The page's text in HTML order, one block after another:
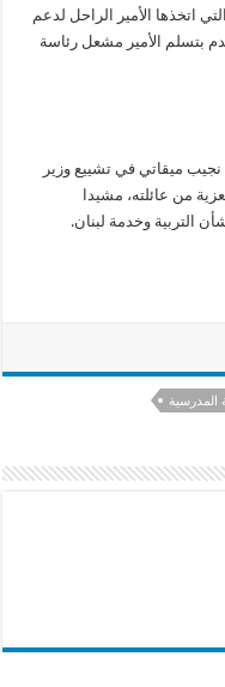
التي اتخذها الأمير الراحل لدعم
بتسلم الأمير مشعل رئاسة
ميقاتي في تشييع وزير
من عائلته، مشيدا
التربية وخدمة لبنان.
المدرسية